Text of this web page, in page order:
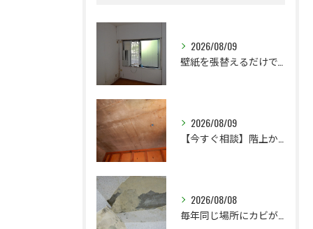
2026/08/09
2026/08/09
2026/08/08